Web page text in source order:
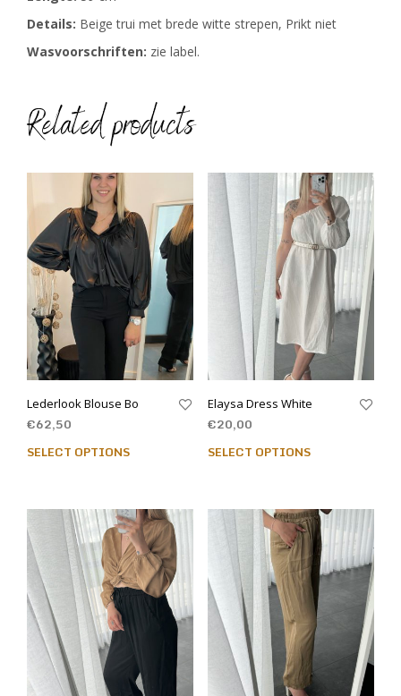
Details: Beige trui met brede witte strepen, Prikt niet
Wasvoorschriften: zie label.
Related products
Lederlook Blouse Bo
€62,50
SELECT OPTIONS
Elaysa Dress White
€20,00
SELECT OPTIONS